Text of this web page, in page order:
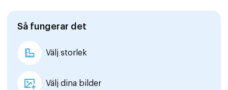
Så fungerar det
Välj storlek
Välj dina bilder